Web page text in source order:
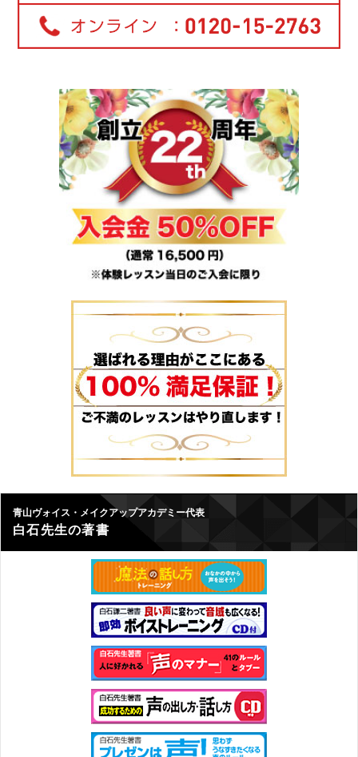
青山ヴォイス・メイクアップアカデミー代表
白石先生の著書